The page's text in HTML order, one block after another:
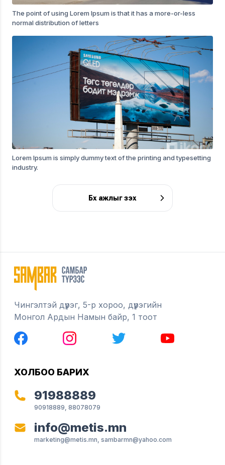
The point of using Lorem Ipsum is that it has a more-or-less
normal distribution of letters
Lorem Ipsum is simply dummy text of the printing and typesetting
industry.
Бүх ажлыг үзэх
Чингэлтэй дүүрэг, 5-р хороо, дүүрэгийн
Монгол Ардын Намын байр, 1 тоот
ХОЛБОО БАРИХ
91988889
90918889, 88078079
info@metis.mn
marketing@metis.mn, sambarmn@yahoo.com